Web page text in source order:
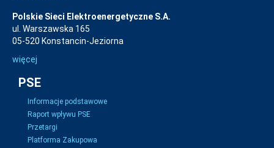
Polskie Sieci Elektroenergetyczne S.A.
ul. Warszawska 165
05-520 Konstancin-Jeziorna
więcej
PSE
Informacje podstawowe
Raport wpływu PSE
Przetargi
Platforma Zakupowa